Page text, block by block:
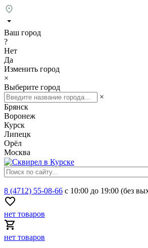
Ваш город
?
Нет
Да
Изменить город
×
Выберите город
×
Брянск
Воронеж
Курск
Липецк
Орёл
Москва
8 (4712) 55-08-66 с 10:00 до 19:00 (без
нет товаров
нет товаров